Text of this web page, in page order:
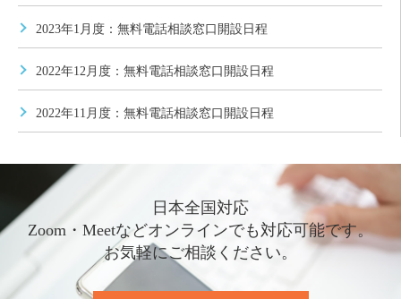
2023年1月度：無料電話相談窓口開設日程
2022年12月度：無料電話相談窓口開設日程
2022年11月度：無料電話相談窓口開設日程
日本全国対応
Zoom・Meetなどオンラインでも対応可能です。
お気軽にご相談ください。